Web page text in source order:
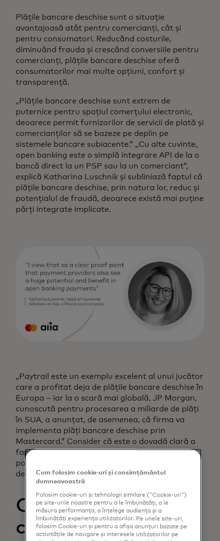
Plățile bancare deschise sunt o situație
avantajoasă atât pentru comercianți, cât și
pentru consumatori. Reducând costurile,
diminuând frauda și crescând conversiile pentru
comercianți, plățile bancare deschise oferă
consumatorilor mai multe opțiuni, confort și
transparență.
„Plățile bancare deschise sunt extrem de
puternice pentru spațiul comerțului electronic,
deoarece permit furnizorilor de servicii de plată și
comercianților să se bazeze pe deplin pe
sistemele bancare subiacente.” „Cu alte cuvinte,
open banking este o simplă integrare API de la o
bancă direct la un PSP sau la un comerciant”,
explică Katharina Luschnik și subliniază faptul că
plățile bancare deschise, prin natura lor, reduc și
potențialul de fraudă, deoarece există mai puține
părți integrate implicate.
„Paytrail este un exemplu excelent al unui jucător
care a profitat deja de plățile bancare deschise în
Europa – iar la o scară mai globală, JP Morgan,
cunoscută pentru procesarea a miliarde de plăți
în SUA, a anunțat, de asemenea, că firma va
implementa plăți bancare deschise prin
Mastercard.” Consider că este o dovadă clară a
faptului că furnizorii de plăți văd și ei un
potențial și un beneficiu uriaș în plățile bancare
deschise.
Calitatea
construcțiilor este
Cum folosim cookie-uri și consimțământul
dumneavoastră
Folosim cookie-uri și tehnologii similare ("Cookie-uri")
pe site-urile noastre pentru a le îmbunătăți, a le
măsura performanța, a înțelege audiența și a
îmbunătăți experiența utilizatorilor. Pe unele site-uri,
folosim Cookie-uri și pentru a afișa anunțuri bazate pe
activitățile de navigare și interesele utilizatorilor pe